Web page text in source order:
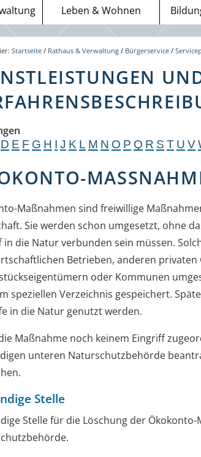
Leben & Wohnen
Startseite / Rathaus & Verwaltung / Bürgerservice /
D E F G H I J K L M N O P Q R S T U V
Maßnahmen sind freiwillige
Sie werden schon umgesetzt, ohne
in die Natur verbunden sein müssen.
Betrieben, anderen
oder Kommunen
speziellen Verzeichnis gespeichert.
in die Natur genutzt werden.
Maßnahme noch keinem Eingriff
unteren Naturschutzbehörde
Stelle
Stelle für die Löschung der